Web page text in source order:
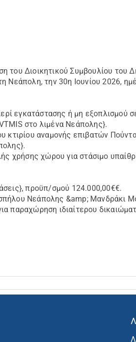
Διοικητικού Συμβουλίου του
την 30η Ιουνίου 2026,
εγκατάστασης ή μη εξοπλισμού
στο λιμένα Νεάπολης}.
αναμονής επιβατών
χρήσης χώρου για στάσιμο
προϋπ/σμού 124.000,00€€.
Νεάπολης &amp; Μανδράκι
παραχώρηση ιδιαίτερου